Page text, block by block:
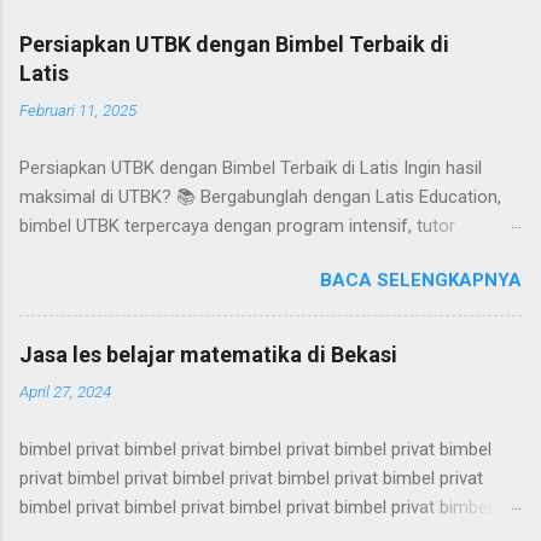
Persiapkan UTBK dengan Bimbel Terbaik di
Latis
Februari 11, 2025
Persiapkan UTBK dengan Bimbel Terbaik di Latis Ingin hasil
maksimal di UTBK? 📚 Bergabunglah dengan Latis Education,
bimbel UTBK terpercaya dengan program intensif, tutor
@latiseducation . bimbel utbk, bimbel utbk, bimbel utbk, bimbel
utbk, bimbel utbk, bimbel utbk, bimbel utbk, bimbel utbk, bimbel
utbk, bimbel utbk, bimbel utbk, bimbel utbk, bimbel utbk, bimbel
utbk, bimbel utbk, bimbel utbk, bimbel utbk, bimbel utbk, bimbel
utbk, bimbel utbk, bimbel utbk, bimbel utbk, bimbel utbk, bimbel
utbk, bimbel utbk, bimbel utbk, bimbel utbk, bimbel utbk, bimbel
utbk, bimbel utbk, bimbel utbk, bimbel utbk, bimbel utbk, bimbel
utbk, bimbel utbk, bimbel utbk, bimbel utbk, bimbel utbk, bimbel
BACA SELENGKAPNYA
Jasa les belajar matematika di Bekasi
April 27, 2024
bimbel privat bimbel privat bimbel privat bimbel privat bimbel
privat bimbel privat bimbel privat bimbel privat bimbel privat
bimbel privat bimbel privat bimbel privat bimbel privat bimbel